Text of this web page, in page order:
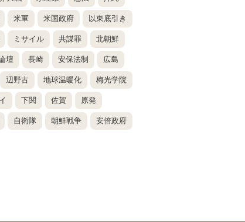
米軍 米国政府 以東底引き
ミサイル 共謀罪 北朝鮮
壇 長崎 安保法制 広島
辺野古 地球温暖化 梅光学院
下関 佐賀 原発
自衛隊 朝鮮戦争 安倍政府